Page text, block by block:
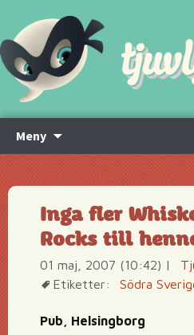
Meny
innehåll
Inga fler
Rocks till
01 maj, 2007 (10:42) |
Etiketter:
Södra
Pub, Helsingborg